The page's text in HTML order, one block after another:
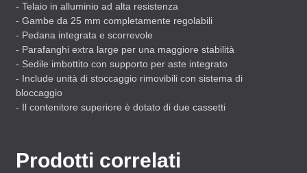
- Telaio in alluminio ad alta resistenza
- Gambe da 25 mm completamente regolabili
- Pedana integrata e scorrevole
- Parafanghi extra large per una maggiore stabilità
- Sedile imbottito con supporto per aste integrato
- Include unità di stoccaggio rimovibili con sistema di
bloccaggio
- Il contenitore superiore è dotato di due cassetti
Prodotti correlati